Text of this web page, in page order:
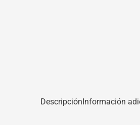
DescripciónInformación